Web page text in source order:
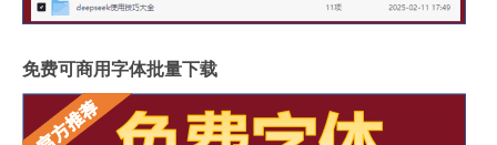
免费可商用字体批量下载